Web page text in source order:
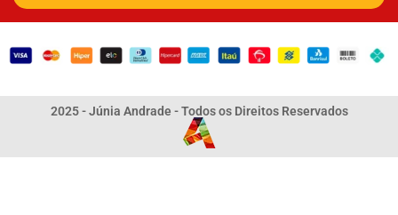
2025 - Júnia Andrade - Todos os Direitos Reservados